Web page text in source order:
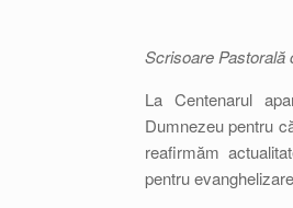
Scrisoare Pastorală
La Centenarul
Dumnezeu pentru
reafirmăm
pentru